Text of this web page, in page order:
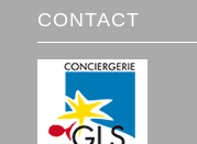
CONTACT